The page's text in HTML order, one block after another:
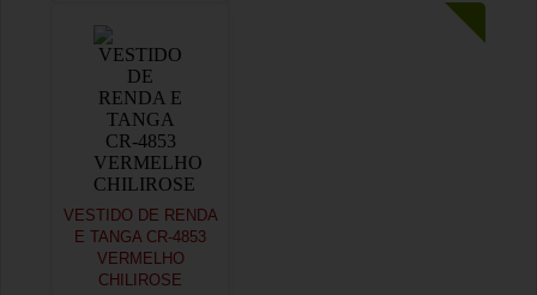
VESTIDO DE RENDA
E TANGA CR-4853
VERMELHO
CHILIROSE